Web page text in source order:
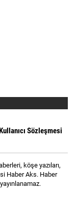
Sözleşmesi
köşe yazıları,
Haber Aks. Haber